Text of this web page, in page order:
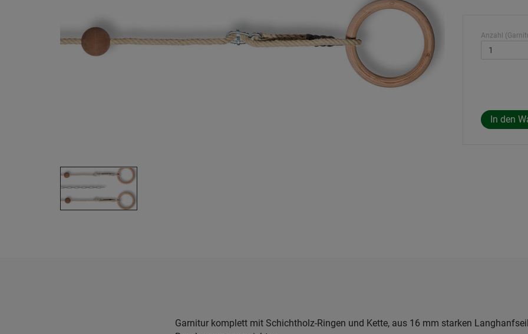
Anzahl
Garnitur komplett mit Schichtholz-Ringen und Kette, aus 16 mm starken